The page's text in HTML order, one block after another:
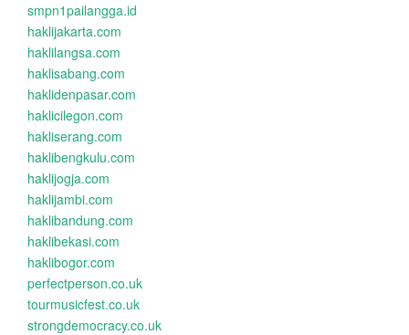
smpn1pailangga.id
haklijakarta.com
haklilangsa.com
haklisabang.com
haklidenpasar.com
haklicilegon.com
hakliserang.com
haklibengkulu.com
haklijogja.com
haklijambi.com
haklibandung.com
haklibekasi.com
haklibogor.com
perfectperson.co.uk
tourmusicfest.co.uk
strongdemocracy.co.uk